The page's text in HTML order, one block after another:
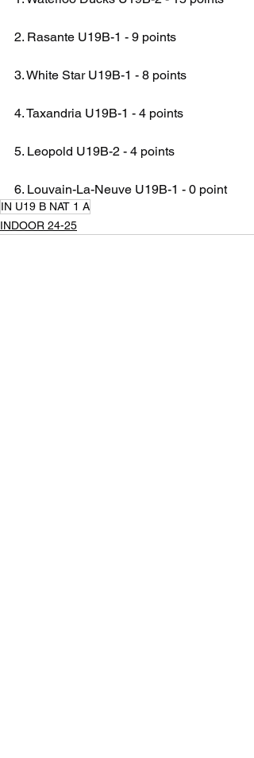
2. Rasante U19B-1 - 9 points
3. White Star U19B-1 - 8 points
4. Taxandria U19B-1 - 4 points
5. Leopold U19B-2 - 4 points
6. Louvain-La-Neuve U19B-1 - 0 point
IN U19 B NAT 1 A
INDOOR 24-25